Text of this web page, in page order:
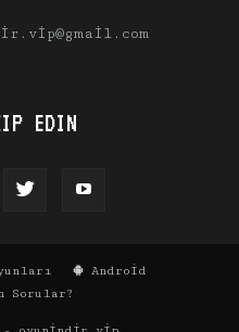
EDIN
Android
Sorular?